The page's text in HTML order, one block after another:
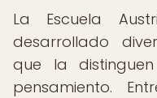
La Escuela
desarrollado
que la
pensamiento.